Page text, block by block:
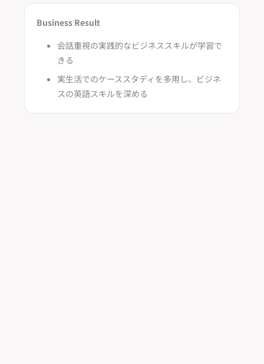
Business Result
会話重視の実践的なビジネススキルが学習で
きる
実生活でのケーススタディを多用し、ビジネ
スの英語スキルを深める